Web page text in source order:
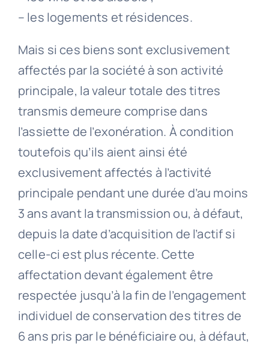
– les logements et résidences.
Mais si ces biens sont exclusivement
affectés par la société à son activité
principale, la valeur totale des titres
transmis demeure comprise dans
l’assiette de l’exonération. À condition
toutefois qu’ils aient ainsi été
exclusivement affectés à l’activité
principale pendant une durée d’au moins
3 ans avant la transmission ou, à défaut,
depuis la date d’acquisition de l’actif si
celle-ci est plus récente. Cette
affectation devant également être
respectée jusqu’à la fin de l’engagement
individuel de conservation des titres de
6 ans pris par le bénéficiaire ou, à défaut,